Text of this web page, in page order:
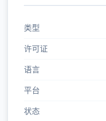
类型
许可证
语言
平台
状态